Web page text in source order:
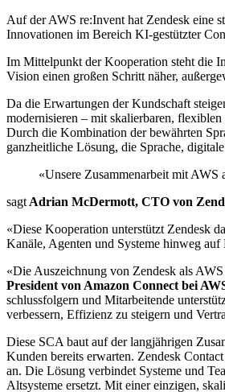
Auf der AWS re:Invent hat Zendesk eine
Innovationen im Bereich KI-gestützter
Im Mittelpunkt der Kooperation steht die
Vision einen großen Schritt näher,
Da die Erwartungen der Kundschaft
modernisieren – mit skalierbaren,
Durch die Kombination der bewährten
ganzheitliche Lösung, die Sprache,
«Unsere Zusammenarbeit mit AWS
sagt Adrian McDermott, CTO von
«Diese Kooperation unterstützt Zendesk
Kanäle, Agenten und Systeme hinweg auf
«Die Auszeichnung von Zendesk als
President von Amazon Connect bei
schlussfolgern und Mitarbeitende
verbessern, Effizienz zu steigern und
Diese SCA baut auf der langjährigen
Kunden bereits erwarten. Zendesk
an. Die Lösung verbindet Systeme und
Altsysteme ersetzt. Mit einer einzigen,